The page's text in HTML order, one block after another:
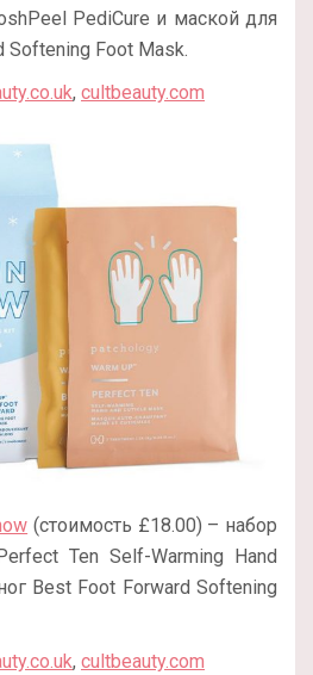
PediCure и маской для
Softening Foot Mask.
, cultbeauty.com
(стоимость £18.00) – набор
Ten Self-Warming Hand
Best Foot Forward Softening
, cultbeauty.com